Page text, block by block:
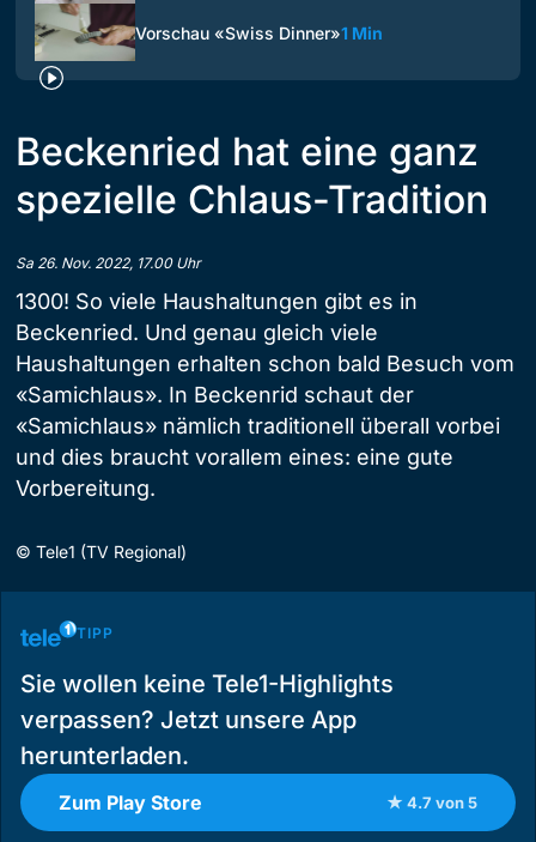
Vorschau «Swiss Dinner»1 Min
Beckenried hat eine ganz
spezielle Chlaus-Tradition
Sa 26. Nov. 2022, 17.00 Uhr
1300! So viele Haushaltungen gibt es in
Beckenried. Und genau gleich viele
Haushaltungen erhalten schon bald Besuch vom
«Samichlaus». In Beckenrid schaut der
«Samichlaus» nämlich traditionell überall vorbei
und dies braucht vorallem eines: eine gute
Vorbereitung.
© Tele1 (TV Regional)
TIPP
Sie wollen keine Tele1-Highlights
verpassen? Jetzt unsere App
herunterladen.
Zum Play Store ★ 4.7 von 5